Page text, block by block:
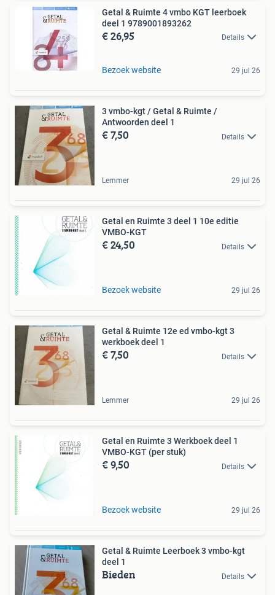
Getal & Ruimte 4 vmbo KGT leerboek
deel 1 9789001893262
€ 26,95 Details
Bezoek website 29 jul 26
3 vmbo-kgt / Getal & Ruimte /
Antwoorden deel 1
€ 7,50 Details
Lemmer 29 jul 26
Getal en Ruimte 3 deel 1 10e editie
VMBO-KGT
€ 24,50 Details
Bezoek website 29 jul 26
Getal & Ruimte 12e ed vmbo-kgt 3
werkboek deel 1
€ 7,50 Details
Lemmer 29 jul 26
Getal en Ruimte 3 Werkboek deel 1
VMBO-KGT (per stuk)
€ 9,50 Details
Bezoek website 29 jul 26
Getal & Ruimte Leerboek 3 vmbo-kgt
deel 1
Bieden Details